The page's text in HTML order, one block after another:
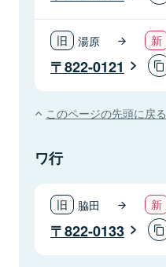
湯原
822-0121
このページの先頭に戻る
ワ行
脇田
822-0133